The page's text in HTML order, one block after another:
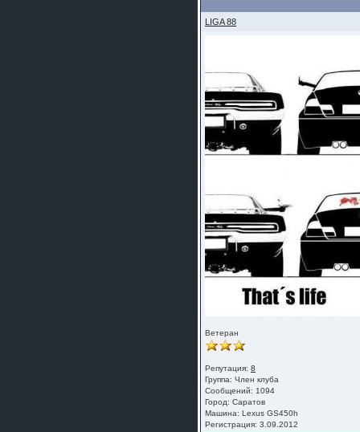
LIGA 88
Ветеран
Репутация:8
Группа:Член клуба
Сообщений: 1094
Город: Саратов
Машина: Lexus GS450h
Регистрация: 3.09.2012